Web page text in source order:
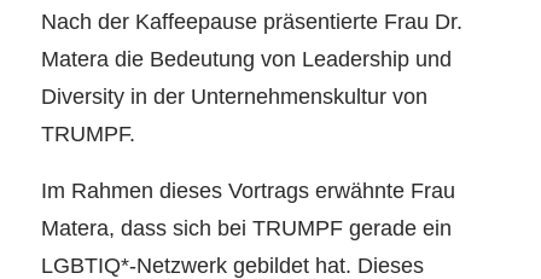
Nach der Kaffeepause präsentierte Frau Dr.
Matera die Bedeutung von Leadership und
Diversity in der Unternehmenskultur von
TRUMPF.
Im Rahmen dieses Vortrags erwähnte Frau
Matera, dass sich bei TRUMPF gerade ein
LGBTIQ*-Netzwerk gebildet hat. Dieses